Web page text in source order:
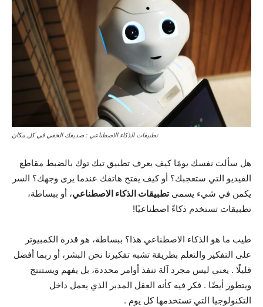
تطبيقات الذكاء الاصطناعي : صديقك الخفي في كل مكان
هل سألت نفسك يومًا كيف يعرف تطبيق تيك توك بالضبط مقاطع
الفيديو التي ستعجبك؟ أو كيف يفتح هاتفك عندما يرى وجهك؟ السر
يكمن في شيء يسمىتطبيقات الذكاء الاصطناعي، أو ببساطة،
تطبيقات تستخدم ذكاءً اصطناعيًا!
طيب ما هو الذكاء الاصطناعي هذا؟ ببساطة، هو قدرة الكمبيوتر
على التفكير والتعلم بطريقة تشبه تفكيرنا نحن البشر، أو ربما أفضل
قليلًا . يعني ليس مجرد آلة تنفذ أوامر محددة، بل يفهم ويستنتج
ويتطور أيضًا . فكر فيه كأنه العقل المدبر الذي يعمل داخل
التكنولوجيا التي تستخدمها كل يوم .